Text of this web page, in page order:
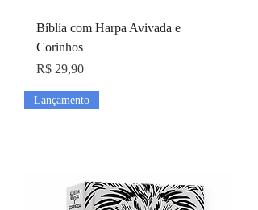
Bíblia com Harpa Avivada e
Corinhos
Preço
R$ 29,90
Lançamento